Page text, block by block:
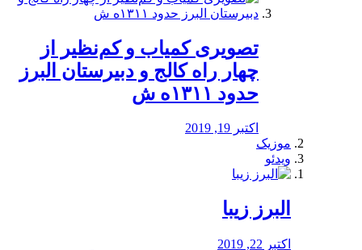
️تصویری کمیاب و کم‌نظیر از
چهار راه كالج و دبيرستان البرز
حدود ۱۳۱۱ه ش
اکتبر 19, 2019
موزیک
ویدئو
البرز زیبا
اکتبر 22, 2019